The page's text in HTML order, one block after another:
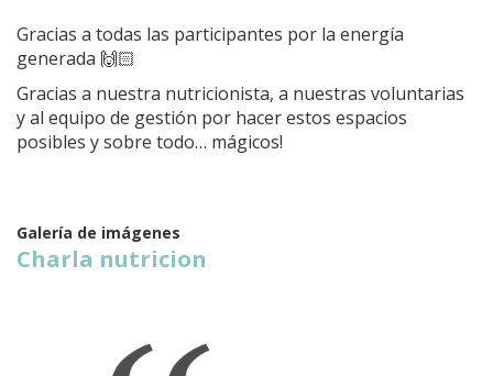
Gracias a todas las participantes por la energía
generada 🙌🏻
Gracias a nuestra nutricionista, a nuestras voluntarias
y al equipo de gestión por hacer estos espacios
posibles y sobre todo… mágicos!
Galería de imágenes
Charla nutricion